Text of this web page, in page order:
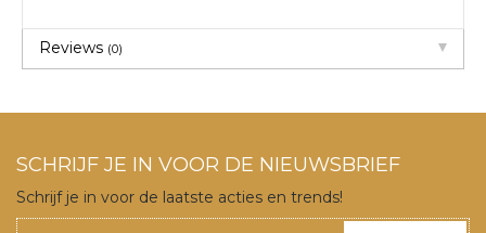
Reviews (0)
SCHRIJF JE IN VOOR DE NIEUWSBRIEF
Schrijf je in voor de laatste acties en trends!